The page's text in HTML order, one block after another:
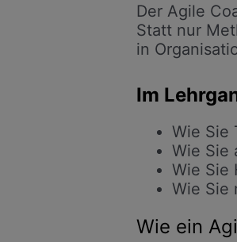
Der Agile
Statt nur
in
Im
Wie Sie
Wie Sie
Wie Sie
Wie Sie
Wie ein